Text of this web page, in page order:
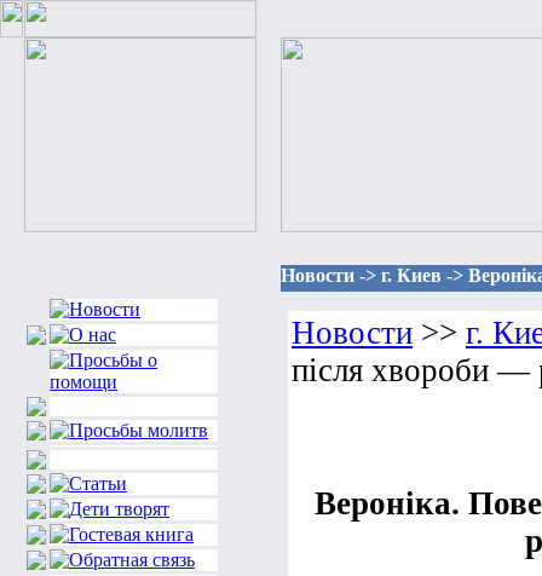
Новости -> г. Киев ->
Новости >> г.
після хвороби —
Вероніка.